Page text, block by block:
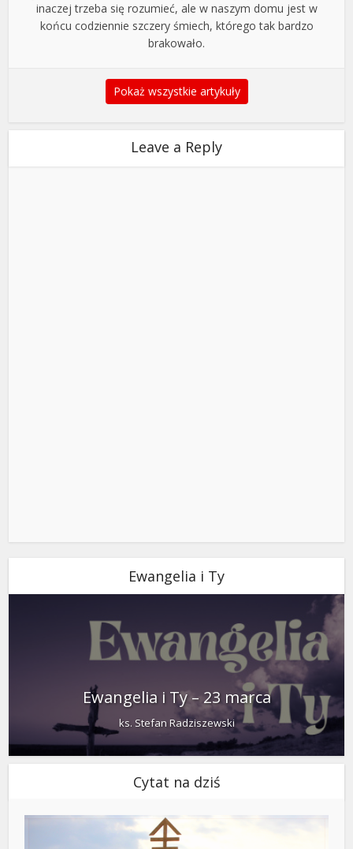
inaczej trzeba się rozumieć, ale w naszym domu jest w
końcu codziennie szczery śmiech, którego tak bardzo
brakowało.
Pokaż wszystkie artykuły
Leave a Reply
Ewangelia i Ty
Ewangelia i Ty – 23 marca
ks. Stefan Radziszewski
Cytat na dziś